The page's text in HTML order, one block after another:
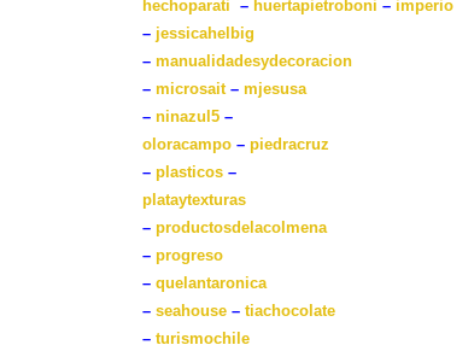
hechoparati – huertapietroboni – imperio
– jessicahelbig
– manualidadesydecoracion
– microsait – mjesusa
– ninazul5 –
oloracampo – piedracruz
– plasticos –
plataytexturas
– productosdelacolmena
– progreso
– quelantaronica
– seahouse – tiachocolate
– turismochile